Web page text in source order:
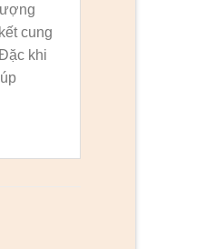
cung
khi